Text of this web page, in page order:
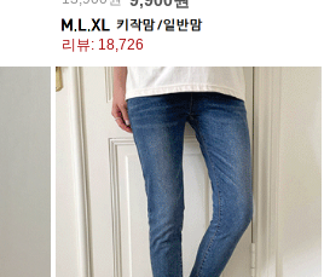
리뷰: 18,726